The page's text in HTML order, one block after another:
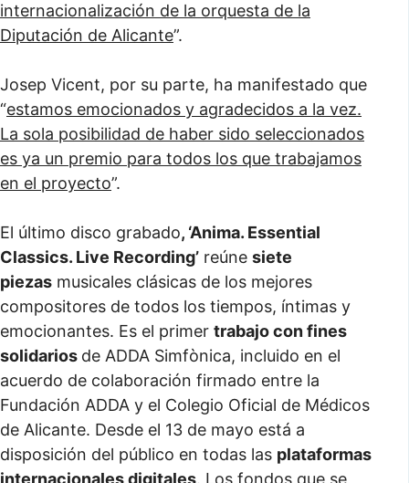
internacionalización de la orquesta de la
Diputación de Alicante”.
Josep Vicent, por su parte, ha manifestado que
“estamos emocionados y agradecidos a la vez.
La sola posibilidad de haber sido seleccionados
es ya un premio para todos los que trabajamos
en el proyecto”.
El último disco grabado, ‘Anima. Essential
Classics. Live Recording’ reúne siete
piezas musicales clásicas de los mejores
compositores de todos los tiempos, íntimas y
emocionantes. Es el primer trabajo con fines
solidarios de ADDA Simfònica, incluido en el
acuerdo de colaboración firmado entre la
Fundación ADDA y el Colegio Oficial de Médicos
de Alicante. Desde el 13 de mayo está a
disposición del público en todas las plataformas
internacionales digitales. Los fondos que se